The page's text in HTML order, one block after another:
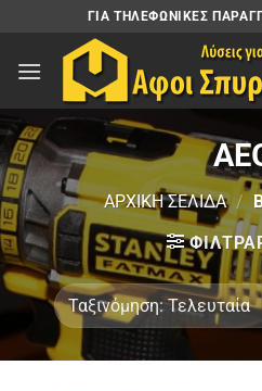
περιεχόμενο
ΓΙΑ ΤΗΛΕΦΩΝΙΚΈΣ
ΑΡΧΙΚΉ ΣΕΛΊΔΑ /